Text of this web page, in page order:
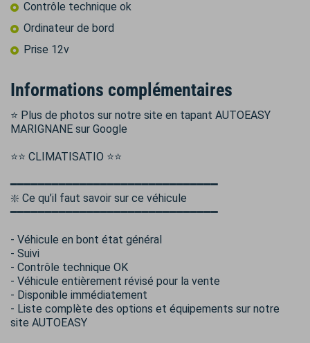
Contrôle technique ok
Ordinateur de bord
Prise 12v
Informations complémentaires
⭐ Plus de photos sur notre site en tapant AUTOEASY
MARIGNANE sur Google
⭐⭐ CLIMATISATIO ⭐⭐
━━━━━━━━━━━━━━━━━━━━━━━━━━━━━━
❇️ Ce qu’il faut savoir sur ce véhicule
━━━━━━━━━━━━━━━━━━━━━━━━━━━━━━
- Véhicule en bont état général
- Suivi
- Contrôle technique OK
- Véhicule entièrement révisé pour la vente
- Disponible immédiatement
- Liste complète des options et équipements sur notre
site AUTOEASY